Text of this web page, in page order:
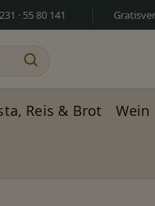
· 55 80 141
Reis & Brot Wein